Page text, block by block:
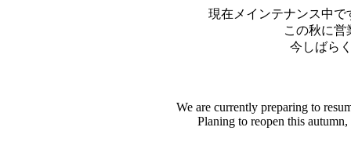
現在メインテナンス中
この秋に営
今しばら
We are currently preparing to
Planing to reopen this